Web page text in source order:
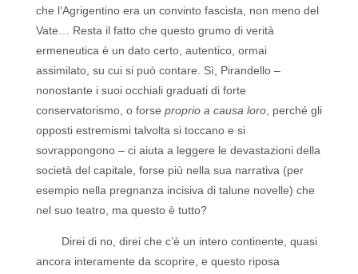
che l’Agrigentino era un convinto fascista, non meno del
Vate… Resta il fatto che questo grumo di verità
ermeneutica è un dato certo, autentico, ormai
assimilato, su cui si può contare. Sì, Pirandello –
nonostante i suoi occhiali graduati di forte
conservatorismo, o forse proprio a causa loro, perché gli
opposti estremismi talvolta si toccano e si
sovrappongono – ci aiuta a leggere le devastazioni della
società del capitale, forse più nella sua narrativa (per
esempio nella pregnanza incisiva di talune novelle) che
nel suo teatro, ma questo è tutto?
Direi di no, direi che c’è un intero continente, quasi
ancora interamente da scoprire, e questo riposa